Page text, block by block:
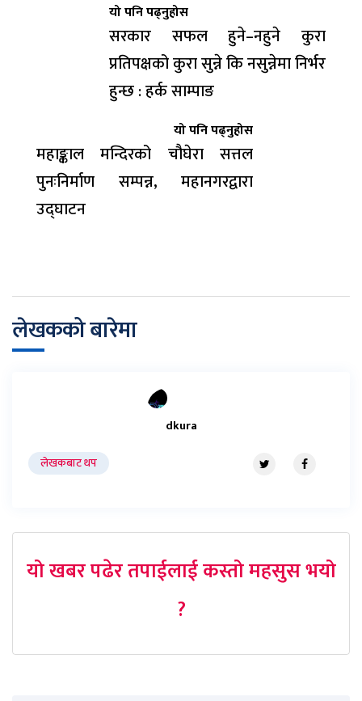
यो पनि पढ्नुहोस
सरकार सफल हुने–नहुने कुरा
प्रतिपक्षको कुरा सुन्ने कि नसुन्नेमा निर्भर
हुन्छ : हर्क साम्पाङ
यो पनि पढ्नुहोस
महाङ्काल मन्दिरको चौघेरा सत्तल
पुनःनिर्माण सम्पन्न, महानगरद्वारा
उद्घाटन
लेखकको बारेमा
dkura
लेखकबाट थप
यो खबर पढेर तपाईलाई कस्तो महसुस भयो
?